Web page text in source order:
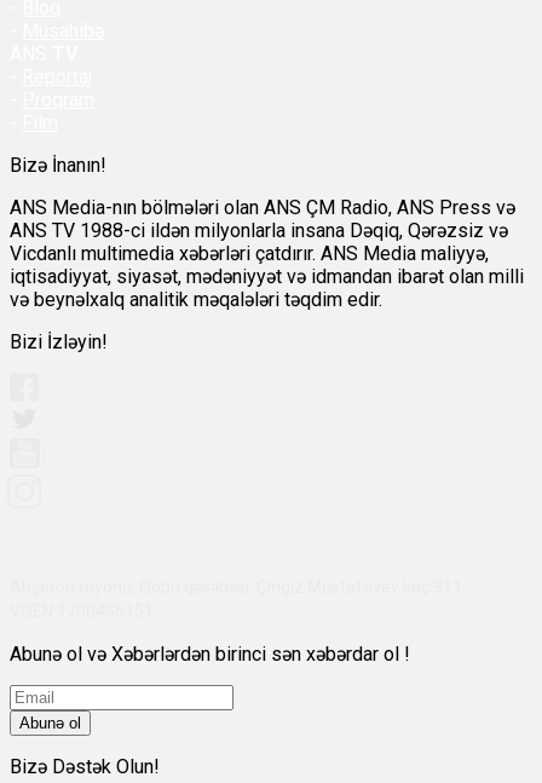
Bizə İnanın!
ANS Media-nın bölmələri olan ANS ÇM Radio, ANS Press və
ANS TV 1988-ci ildən milyonlarla insana Dəqiq, Qərəzsiz və
Vicdanlı multimedia xəbərləri çatdırır. ANS Media maliyyə,
iqtisadiyyat, siyasət, mədəniyyət və idmandan ibarət olan milli
və beynəlxalq analitik məqalələri təqdim edir.
Bizi İzləyin!
Abunə ol və Xəbərlərdən birinci sən xəbərdar ol !
Abunə ol
Bizə Dəstək Olun!